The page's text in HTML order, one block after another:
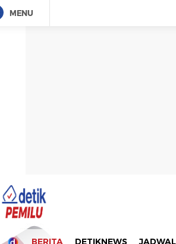
MENU
BERITA DETIKNEWS